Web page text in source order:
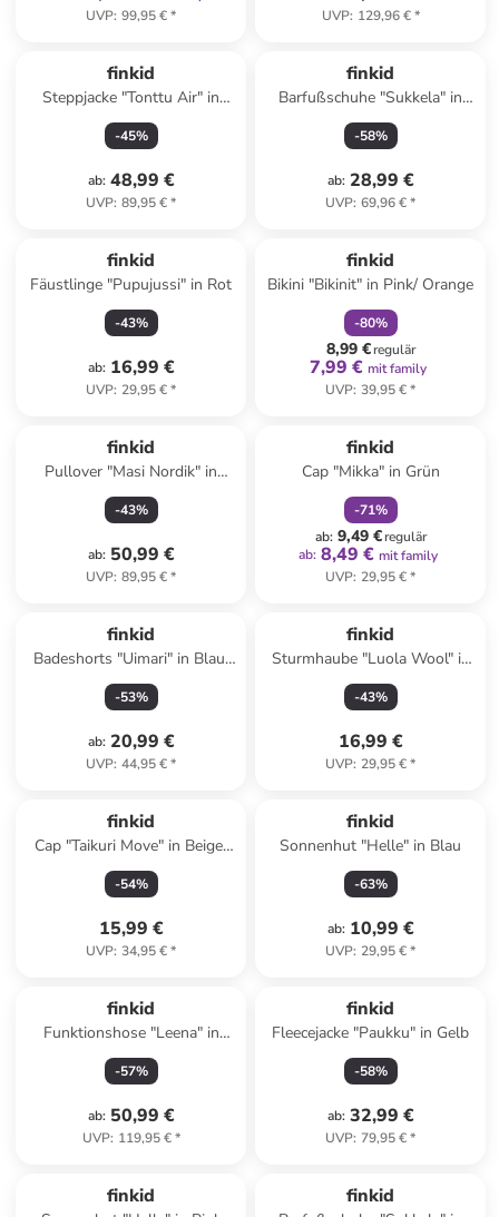
UVP: 99,95 €* UVP: 129,96 €*
finkid
Steppjacke "Tonttu Air" in
Orange/ Lila
-45%
ab: 48,99 €
UVP: 89,95 €*
finkid
Barfußschuhe "Sukkela" in
Orange
-58%
ab: 28,99 €
UVP: 69,96 €*
finkid
Fäustlinge "Pupujussi" in Rot
-43%
ab: 16,99 €
UVP: 29,95 €*
finkid
Bikini "Bikinit" in Pink/ Orange
-80%
8,99 €regulär
7,99 € mit family
UVP: 39,95 €*
finkid
Pullover "Masi Nordik" in
Blau/ Weiß
-43%
ab: 50,99 €
UVP: 89,95 €*
finkid
Cap "Mikka" in Grün
-71%
ab: 9,49 €regulär
ab: 8,49 € mit family
UVP: 29,95 €*
finkid
Badeshorts "Uimari" in Blau/
Grau/ Hellbraun
-53%
ab: 20,99 €
UVP: 44,95 €*
finkid
Sturmhaube "Luola Wool" in
Blau
-43%
16,99 €
UVP: 29,95 €*
finkid
Cap "Taikuri Move" in Beige/
Blau
-54%
15,99 €
UVP: 34,95 €*
finkid
Sonnenhut "Helle" in Blau
-63%
ab: 10,99 €
UVP: 29,95 €*
finkid
Funktionshose "Leena" in
Beere
-57%
ab: 50,99 €
UVP: 119,95 €*
finkid
Fleecejacke "Paukku" in Gelb
-58%
ab: 32,99 €
UVP: 79,95 €*
finkid finkid